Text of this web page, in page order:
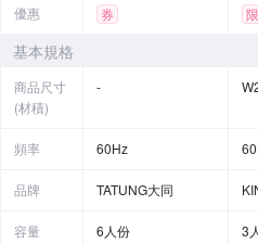
優惠 券
基本規格
商品尺寸
(材積)
-
頻率 60Hz
品牌 TATUNG大同
容量 6人份 3